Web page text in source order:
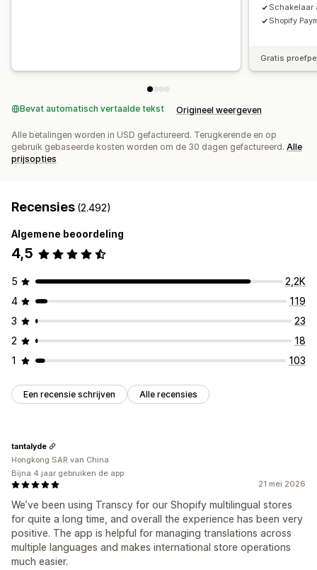
Schakelaar
Shopify
Gratis
Bevat automatisch vertaalde tekst Origineel weergeven
Alle betalingen worden in USD gefactureerd. Terugkerende en op
gebruik gebaseerde kosten worden om de 30 dagen gefactureerd. Alle
prijsopties
Recensies (2.492)
Algemene beoordeling
4,5
5
2,2K
4
119
3
23
2
18
1
103
Een recensie schrijven Alle recensies
21 mei 2026
We’ve been using Transcy for our Shopify multilingual stores
for quite a long time, and overall the experience has been very
positive. The app is helpful for managing translations across
multiple languages and makes international store operations
much easier.
tantalyde
Hongkong SAR van China
Bijna 4 jaar gebruiken de app